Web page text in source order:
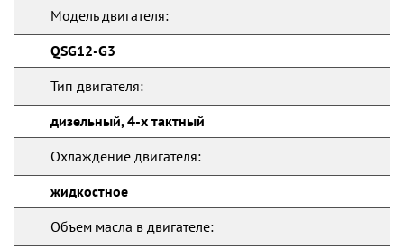
Модель двигателя:
QSG12-G3
Тип двигателя:
дизельный, 4-х тактный
Охлаждение двигателя:
жидкостное
Объем масла в двигателе: